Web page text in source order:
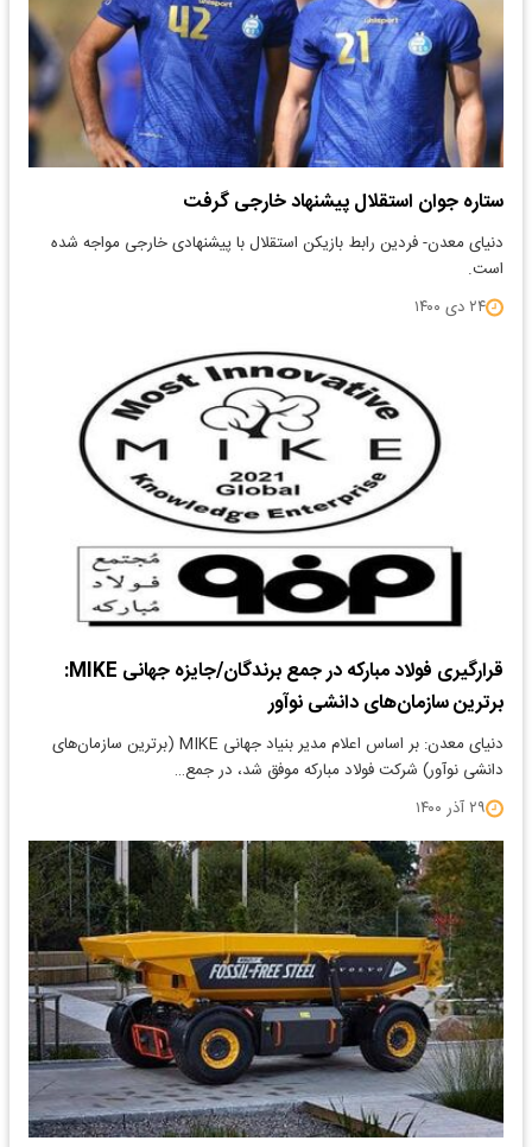
ستاره جوان استقلال پیشنهاد خارجی گرفت
دنیای معدن- فردین رابط بازیکن استقلال با پیشنهادی خارجی مواجه شده
است.
۲۴ دی ۱۴۰۰
قرارگیری فولاد مبارکه در جمع برندگان/جایزه جهانی MIKE:
برترین سازمان‌های دانشی نوآور
دنیای معدن: بر اساس اعلام مدیر بنیاد جهانی MIKE (برترین سازمان‌های
دانشی نوآور) شرکت فولاد مبارکه موفق شد، در جمع…
۲۹ آذر ۱۴۰۰